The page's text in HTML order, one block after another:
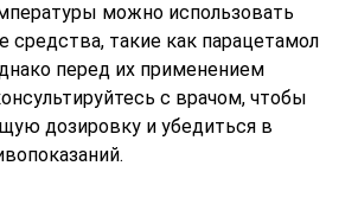
можно использовать
такие как парацетамол
перед их применением
с врачом, чтобы
дозировку и убедиться в